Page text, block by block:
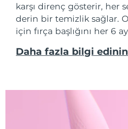
karşı direnç gösterir, her
derin bir temizlik sağlar.
için fırça başlığını her 6
Daha fazla bilgi edinin